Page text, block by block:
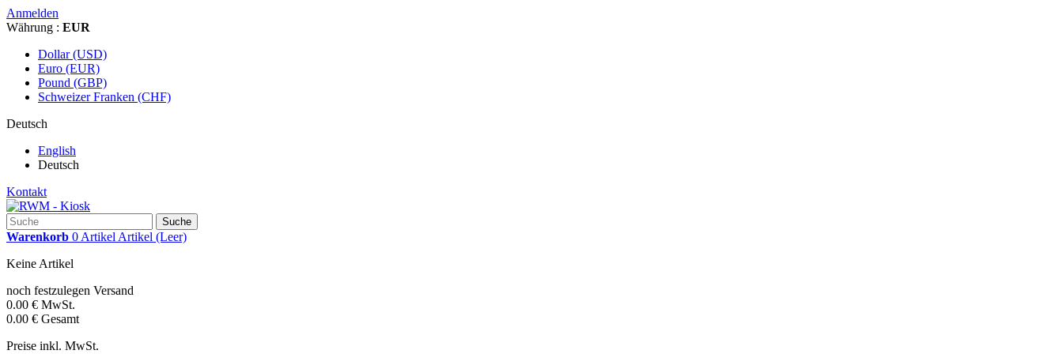
Anmelden
Währung : EUR
Dollar (USD)
Euro (EUR)
Pound (GBP)
Schweizer Franken (CHF)
Deutsch
English
Deutsch
Kontakt
Suche
Warenkorb 0 Artikel Artikel (Leer)
Keine Artikel
noch festzulegen Versand
0.00 € MwSt.
0.00 € Gesamt
Preise inkl. MwSt.